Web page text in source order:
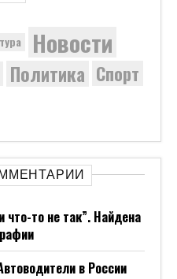
Новости
Политика Спорт
что-то не так”. Найдена
в России